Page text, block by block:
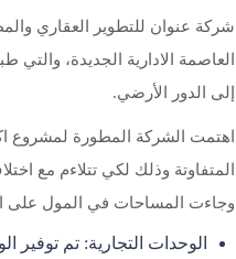
إلى الدور الأرضي.
اهتمت الشركة المطورة لمشروع
المتفاوتة وذلك لكي تتلاءم مع
وجاءت المساحات في المول على
الوحدات التجارية: تم توفير